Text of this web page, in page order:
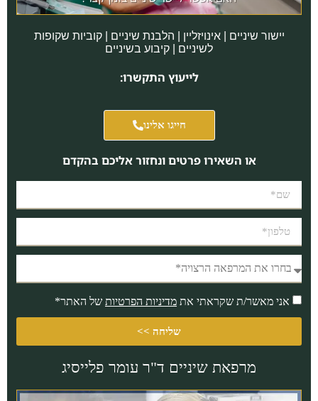
יישור שיניים | אינויזליין | הלבנת שיניים | קוביות שקופות
לשיניים | קיבוע בשיניים
לייעוץ התקשרו:
חייגו אלינו
או השאירו פרטים ונחזור אליכם בהקדם
אני מאשר/ת שקראתי את מדיניות הפרטיות של האתר*
שליחה >>
מרפאת שיניים ד"ר עומר פלייסיג